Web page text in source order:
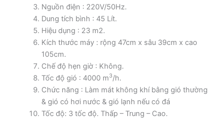
Nguồn điện : 220V/50Hz.
Dung tích bình : 45 Lít.
Hiệu dụng : 23 m2.
Kích thước máy : rộng 47cm x sâu 39cm x cao
105cm.
Chế độ hẹn giờ : Không.
Tốc độ gió : 4000 m3/h.
Chức năng : Làm mát không khí bằng gió thường
& gió có hơi nước & gió lạnh nếu có đá
Tốc độ: 3 tốc độ. Thấp – Trung – Cao.